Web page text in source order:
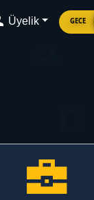
Üyelik GECE